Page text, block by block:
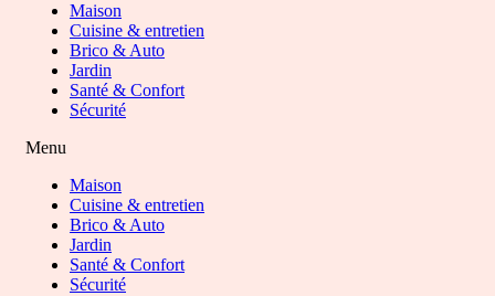
Maison
Cuisine & entretien
Brico & Auto
Jardin
Santé & Confort
Sécurité
Menu
Maison
Cuisine & entretien
Brico & Auto
Jardin
Santé & Confort
Sécurité